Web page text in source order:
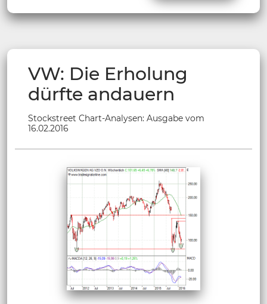
VW: Die Erholung
dürfte andauern
Stockstreet Chart-Analysen: Ausgabe vom
16.02.2016